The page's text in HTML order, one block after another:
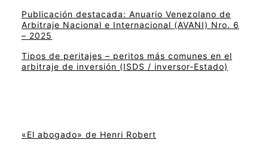
Publicación destacada: Anuario Venezolano de
Arbitraje Nacional e Internacional (AVANI) Nro. 6
– 2025
Tipos de peritajes – peritos más comunes en el
arbitraje de inversión (ISDS / inversor-Estado)
«El abogado» de Henri Robert